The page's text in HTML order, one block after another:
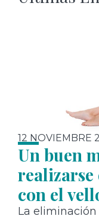
12 NOVIEMBRE
Un buen
realizarse
con el
La